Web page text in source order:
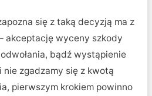
się z taką decyzją ma z
akceptację wyceny szkody
bądź wystąpienie
nie zgadzamy się z kwotą
pierwszym krokiem powinno